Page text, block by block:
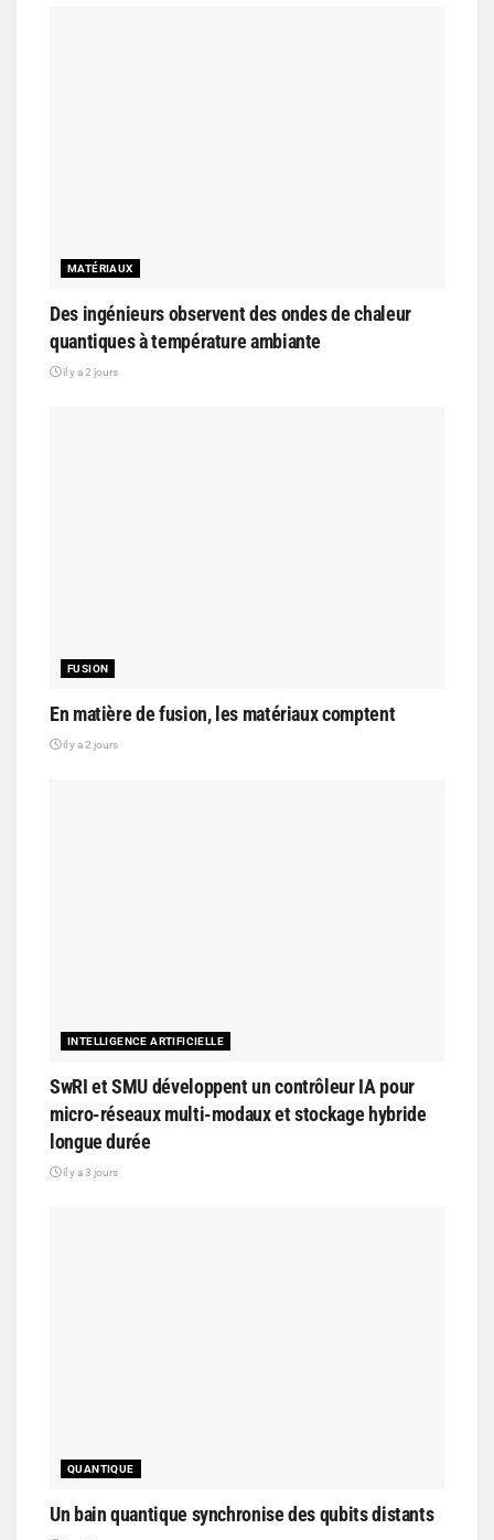
MATÉRIAUX
Des ingénieurs observent des ondes de chaleur
quantiques à température ambiante
il y a 2 jours
FUSION
En matière de fusion, les matériaux comptent
il y a 2 jours
INTELLIGENCE ARTIFICIELLE
SwRI et SMU développent un contrôleur IA pour
micro-réseaux multi-modaux et stockage hybride
longue durée
il y a 3 jours
QUANTIQUE
Un bain quantique synchronise des qubits distants